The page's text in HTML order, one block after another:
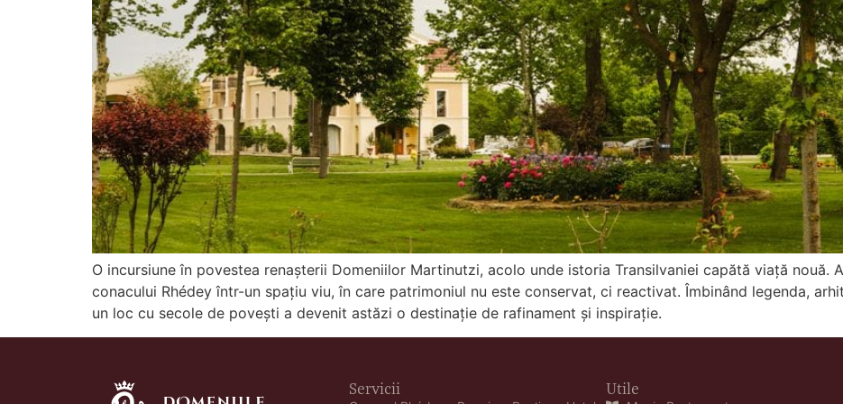
O incursiune în povestea renașterii Domeniilor Martinutzi, acolo unde istoria Transilvaniei capătă viață nouă.
conacului Rhédey într-un spațiu viu, în care patrimoniul nu este conservat, ci reactivat. Îmbinând legenda,
un loc cu secole de povești a devenit astăzi o destinație de rafinament și inspirație.
Servicii Utile